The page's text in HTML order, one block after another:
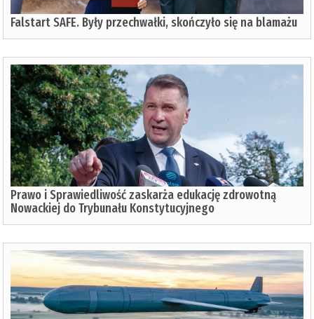
Falstart SAFE. Były przechwałki, skończyło się na blamażu
Prawo i Sprawiedliwość zaskarża edukację zdrowotną
Nowackiej do Trybunału Konstytucyjnego